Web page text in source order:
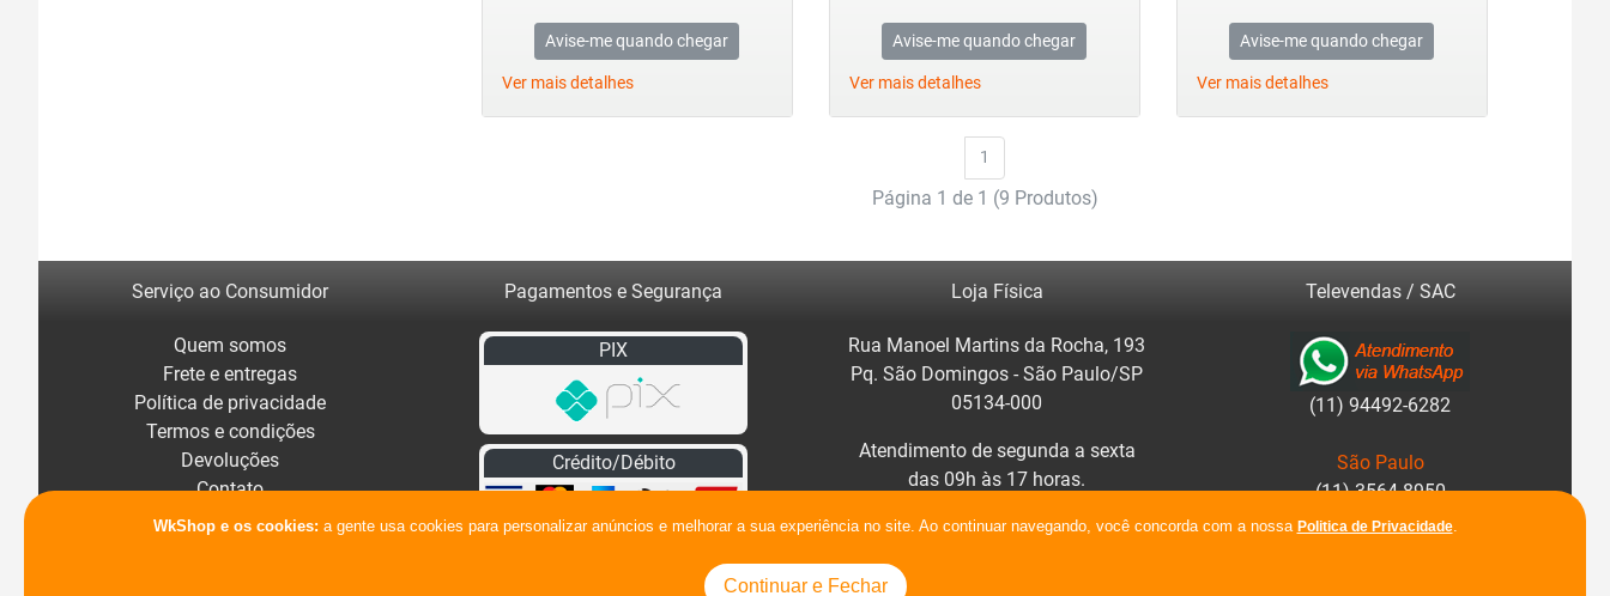
Avise-me quando chegar
Ver mais detalhes
Avise-me quando chegar
Ver mais detalhes
Avise-me quando chegar
Ver mais detalhes
WkShop e os cookies: a gente usa cookies para personalizar anúncios e melhorar a sua experiência no site. Ao continuar navegando, você concorda com a nossa Politica de Privacidade.
Continuar e Fechar
1
Página 1 de 1 (9 Produtos)
Serviço ao Consumidor
Quem somos
Frete e entregas
Política de privacidade
Termos e condições
Devoluções
Contato
Pagamentos e Segurança
PIX
Crédito/Débito
Loja Física
Rua Manoel Martins da Rocha, 193
Pq. São Domingos - São Paulo/SP
05134-000
Atendimento de segunda a sexta
das 09h às 17 horas.
Clique no mapa para traçar rotas.
Televendas / SAC
(11) 94492-6282
São Paulo
(11) 3564-8950